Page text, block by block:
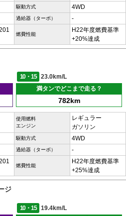
駆動方式 4WD
過給器（ターボ） -
燃費性能
H22年度燃費基準
+20%達成
10・15
23.0km/L
満タンでどこまで走る？
782km
使用燃料
エンジン
レギュラー
ガソリン
駆動方式 4WD
過給器（ターボ） -
燃費性能
H22年度燃費基準
+25%達成
ジ
10・15
19.4km/L